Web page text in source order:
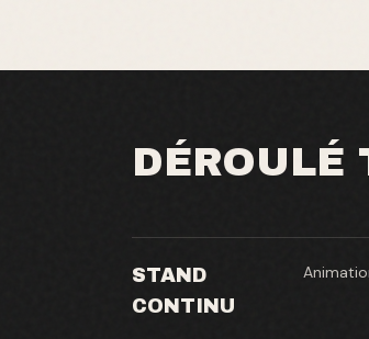
DÉROULÉ
STAND
CONTINU